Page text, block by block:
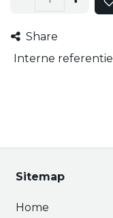
Share
Interne referentie
Sitemap
Home